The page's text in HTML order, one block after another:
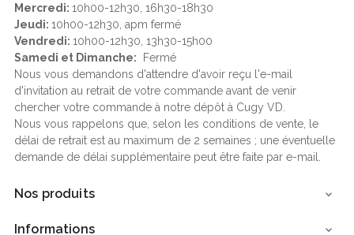
Mercredi: 10h00-12h30, 16h30-18h30
Jeudi: 10h00-12h30, apm fermé
Vendredi: 10h00-12h30, 13h30-15h00
Samedi et Dimanche: Fermé
Nous vous demandons d'attendre d'avoir reçu l'e-mail
d'invitation au retrait de votre commande avant de venir
chercher votre commande à notre dépôt à Cugy VD.
Nous vous rappelons que, selon les conditions de vente, le
délai de retrait est au maximum de 2 semaines ; une éventuelle
demande de délai supplémentaire peut être faite par e-mail.
Nos produits 
Informations 